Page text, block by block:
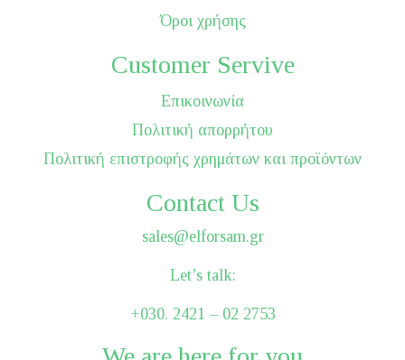
Όροι χρήσης
Customer Servive
Επικοινωνία
Πολιτική απορρήτου
Πολιτική επιστροφής χρημάτων και προϊόντων
Contact Us
sales@elforsam.gr
Let’s talk:
+030. 2421 – 02 2753